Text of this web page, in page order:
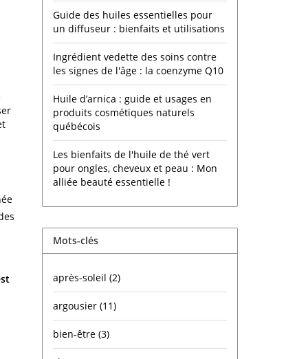
Guide des huiles essentielles pour
un diffuseur : bienfaits et utilisations
Ingrédient vedette des soins contre
les signes de l'âge : la coenzyme Q10
Huile d’arnica : guide et usages en
produits cosmétiques naturels
québécois
Les bienfaits de l'huile de thé vert
pour ongles, cheveux et peau : Mon
alliée beauté essentielle !
Mots-clés
après-soleil (2)
argousier (11)
bien-être (3)